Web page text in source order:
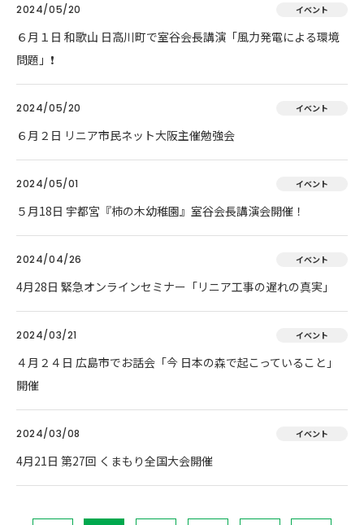
2024/05/20 イベント
６月１日 和歌山 日高川町で室谷会長講演「風力発電による環境
問題」❗
2024/05/20 イベント
６月２日 リニア市民ネット大阪主催勉強会
2024/05/01 イベント
５月18日 宇都宮『柿の木幼稚園』室谷会長講演会開催！
2024/04/26 イベント
4月28日 緊急オンラインセミナー「リニア工事の遅れの真実」
2024/03/21 イベント
４月２４日 広島市でお話会「今 日本の森で起こっていること」
開催
2024/03/08 イベント
4月21日 第27回 くまもり全国大会開催